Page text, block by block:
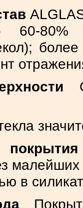
60-
покрытия
малейших
в